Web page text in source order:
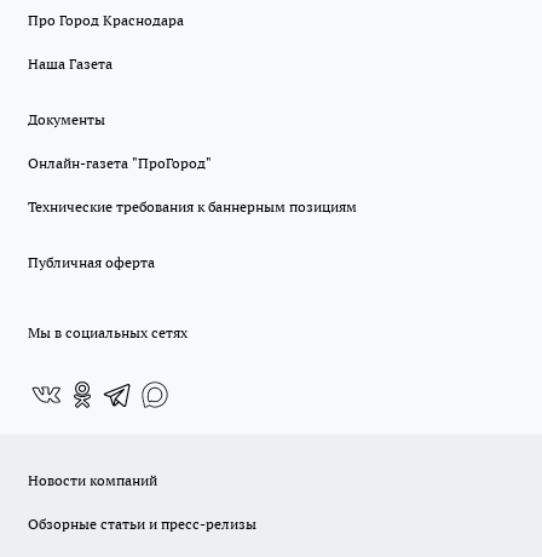
Про Город Краснодара
Наша Газета
Документы
Онлайн-газета "ПроГород"
Технические требования к баннерным позициям
Публичная оферта
Мы в социальных сетях
Новости компаний
Обзорные статьи и пресс-релизы